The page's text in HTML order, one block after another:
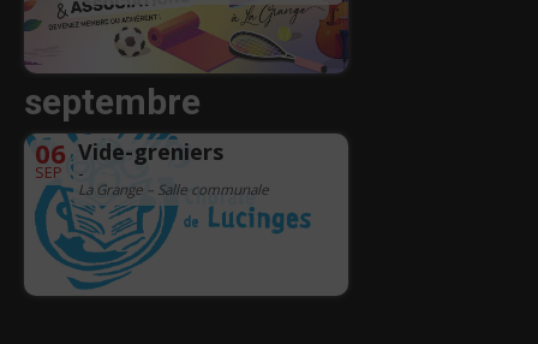
septembre
06
SEP
Vide-greniers
-
La Grange – Salle communale